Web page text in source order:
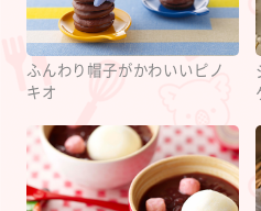
ふんわり帽子がかわいいピノ
キオ